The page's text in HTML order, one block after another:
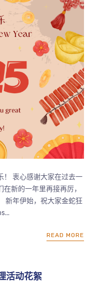
！ 衷心感谢大家在过去一
新的一年里再接再厉，
新年伊始，祝大家金蛇狂
READ MORE
活动花絮